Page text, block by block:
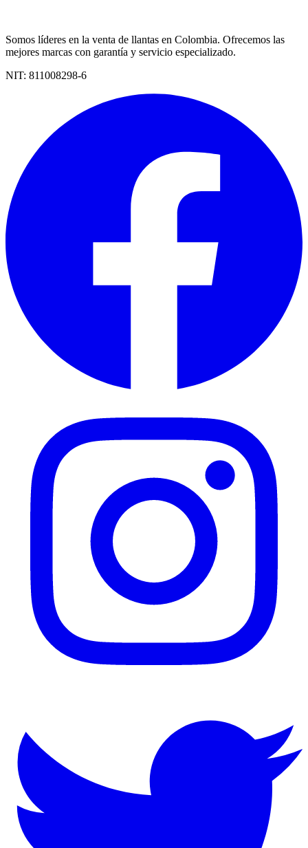
Somos líderes en la venta de llantas en Colombia. Ofrecemos las
mejores marcas con garantía y servicio especializado.
NIT: 811008298-6